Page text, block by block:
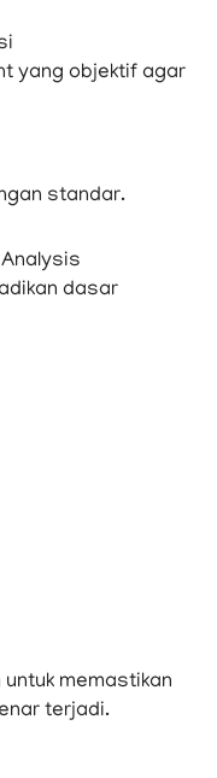
yang objektif agar
standar.
dasar
memastikan
terjadi.